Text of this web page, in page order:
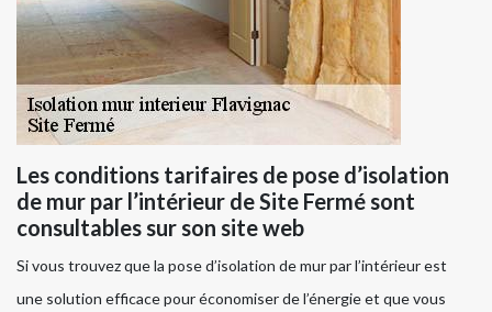
Les conditions tarifaires de pose d’isolation
de mur par l’intérieur de Site Fermé sont
consultables sur son site web
Si vous trouvez que la pose d’isolation de mur par l’intérieur est
une solution efficace pour économiser de l’énergie et que vous